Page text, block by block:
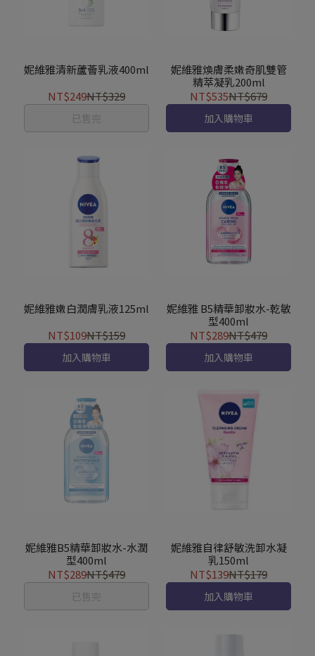
妮維雅清新蘆薈乳液400ml
NT$249NT$329
已售完
妮維雅煥膚柔嫩奇肌雙管
精萃凝乳200ml
NT$535NT$679
加入購物車
妮維雅嫩白潤膚乳液125ml
NT$109NT$159
加入購物車
妮維雅 B5精華卸妝水-乾敏
型400ml
NT$289NT$479
加入購物車
妮維雅B5精華卸妝水-水潤
型400ml
NT$289NT$479
已售完
妮維雅自律舒敏洗卸水凝
乳150ml
NT$139NT$179
加入購物車